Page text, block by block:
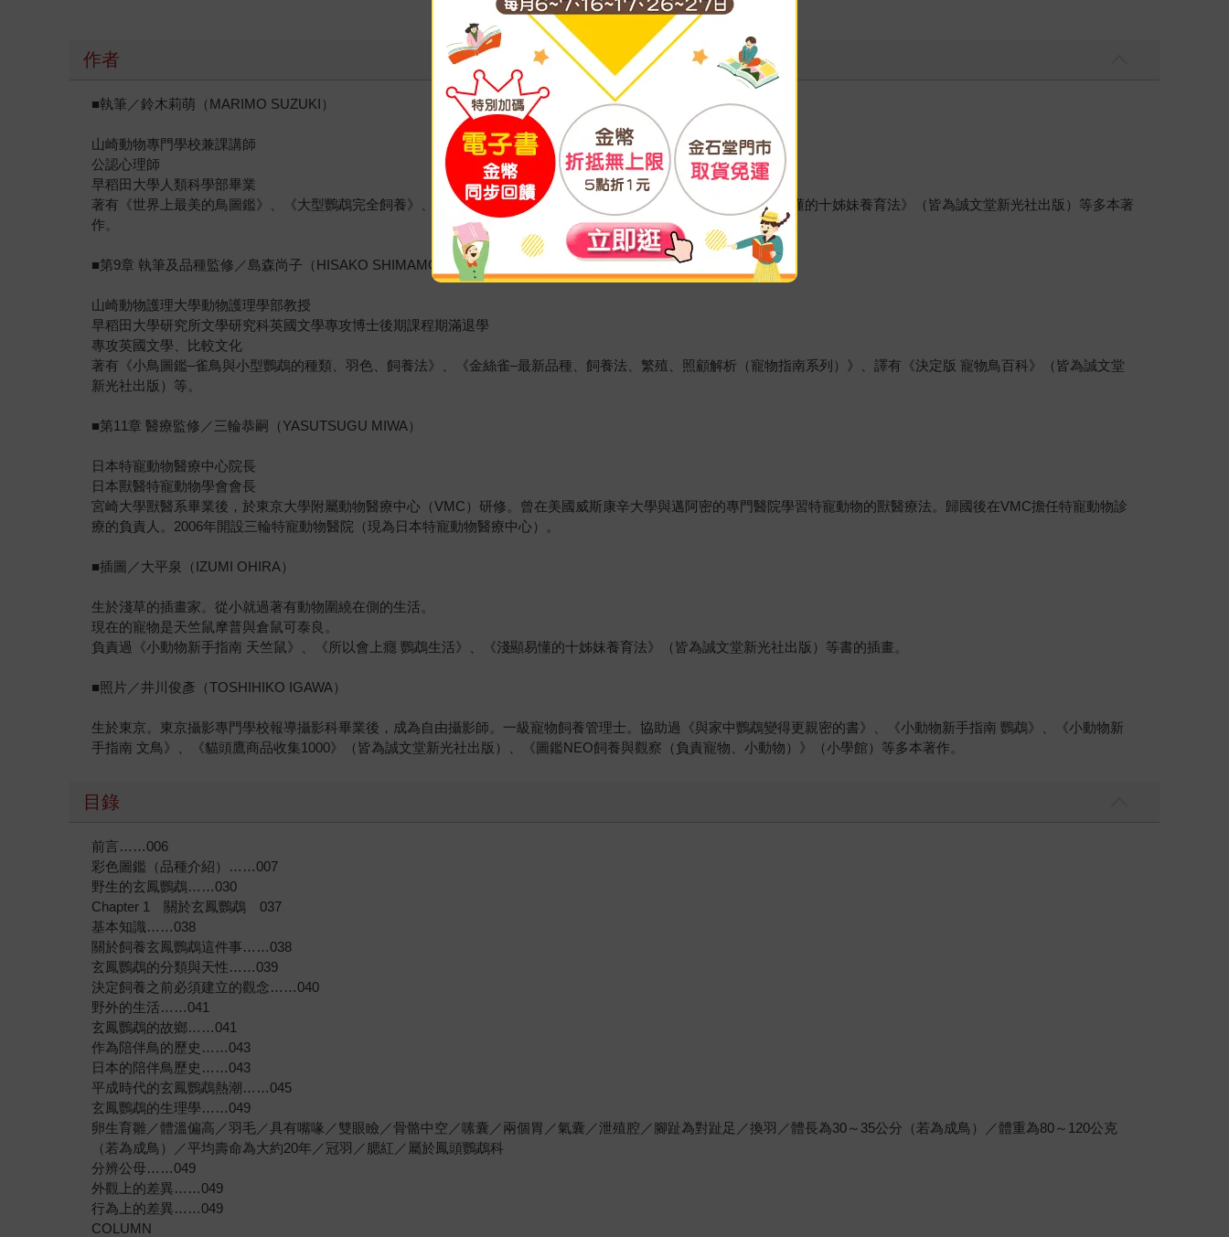
作者
■執筆／鈴木莉萌（MARIMO SUZUKI）
山崎動物專門學校兼課講師
公認心理師
早稻田大學人類科學部畢業
著有《世界上最美的鳥圖鑑》、《大型鸚鵡完全飼養》、《中型鸚鵡完全飼養》、《玄鳳鸚鵡完全飼養》、《淺顯易懂的十姊妹養育法》（皆為誠文堂新光社出版）等多本著
作。
■第9章 執筆及品種監修／島森尚子（HISAKO SHIMAMORI）
山崎動物護理大學動物護理學部教授
早稻田大學研究所文學研究科英國文學專攻博士後期課程期滿退學
專攻英國文學、比較文化
著有《小鳥圖鑑–雀鳥與小型鸚鵡的種類、羽色、飼養法》、《金絲雀–最新品種、飼養法、繁殖、照顧解析（寵物指南系列）》、譯有《決定版 寵物鳥百科》（皆為誠文堂
新光社出版）等。
■第11章 醫療監修／三輪恭嗣（YASUTSUGU MIWA）
日本特寵動物醫療中心院長
日本獸醫特寵動物學會會長
宮崎大學獸醫系畢業後，於東京大學附屬動物醫療中心（VMC）研修。曾在美國威斯康辛大學與邁阿密的專門醫院學習特寵動物的獸醫療法。歸國後在VMC擔任特寵動物診
療的負責人。2006年開設三輪特寵動物醫院（現為日本特寵動物醫療中心）。
■插圖／大平泉（IZUMI OHIRA）
生於淺草的插畫家。從小就過著有動物圍繞在側的生活。
現在的寵物是天竺鼠摩普與倉鼠可泰良。
負責過《小動物新手指南 天竺鼠》、《所以會上癮 鸚鵡生活》、《淺顯易懂的十姊妹養育法》（皆為誠文堂新光社出版）等書的插畫。
■照片／井川俊彥（TOSHIHIKO IGAWA）
生於東京。東京攝影專門學校報導攝影科畢業後，成為自由攝影師。一級寵物飼養管理士。協助過《與家中鸚鵡變得更親密的書》、《小動物新手指南 鸚鵡》、《小動物新
手指南 文鳥》、《貓頭鷹商品收集1000》（皆為誠文堂新光社出版）、《圖鑑NEO飼養與觀察（負責寵物、小動物）》（小學館）等多本著作。
目錄
前言……006
彩色圖鑑（品種介紹）……007
野生的玄鳳鸚鵡……030
Chapter 1 關於玄鳳鸚鵡 037
基本知識……038
關於飼養玄鳳鸚鵡這件事……038
玄鳳鸚鵡的分類與天性……039
決定飼養之前必須建立的觀念……040
野外的生活……041
玄鳳鸚鵡的故鄉……041
作為陪伴鳥的歷史……043
日本的陪伴鳥歷史……043
平成時代的玄鳳鸚鵡熱潮……045
玄鳳鸚鵡的生理學……049
卵生育雛／體溫偏高／羽毛／具有嘴喙／雙眼瞼／骨骼中空／嗉囊／兩個胃／氣囊／泄殖腔／腳趾為對趾足／換羽／體長為30～35公分（若為成鳥）／體重為80～120公克
（若為成鳥）／平均壽命為大約20年／冠羽／腮紅／屬於鳳頭鸚鵡科
分辨公母……049
外觀上的差異……049
行為上的差異……049
COLUMN